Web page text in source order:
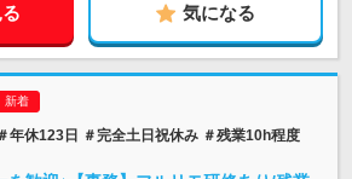
気になる
年休123日 ＃完全土日祝休み ＃残業10h程度